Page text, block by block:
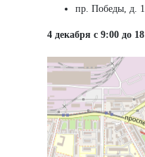
пр. Победы, д.
4 декабря с 9:00 до